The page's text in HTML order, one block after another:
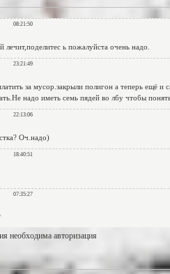
необходима авторизация